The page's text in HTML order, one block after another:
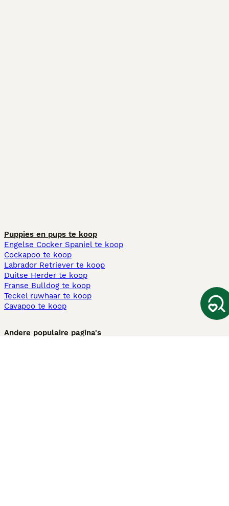
Puppies en pups te koop
Engelse Cocker Spaniel te koop
Cockapoo te koop
Labrador Retriever te koop
Duitse Herder te koop
Franse Bulldog te koop
Teckel ruwhaar te koop
Cavapoo te koop
Andere populaire pagina's